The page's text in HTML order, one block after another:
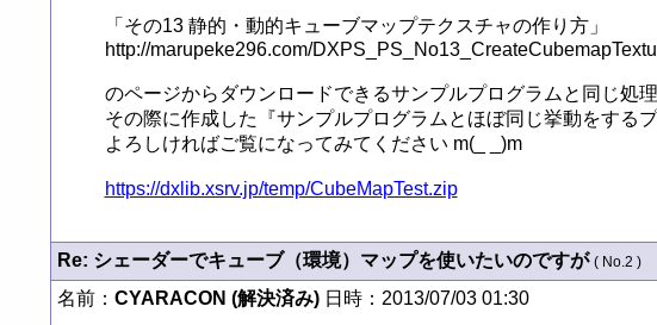
「その13 静的・動的キューブマップテクスチャの作り方」
http://marupeke296.com/
のページからダウンロードできるサンプルプログラムと同じ処
その際に作成した『サンプルプログラムとほぼ同じ挙動をする
よろしければご覧になってみてください m(_ _)m
https://dxlib.xsrv.jp/temp/CubeMapTest.zip
Re: シェーダーでキューブ（環境）マップを使いたいのですが ( No.2 )
名前： CYARACON (解決済み)日時：2013/07/03 01:30